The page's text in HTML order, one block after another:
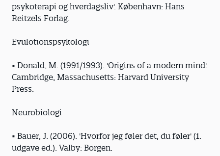
psykoterapi og hverdagsliv'. København: Hans
Reitzels Forlag.
Evulotionspsykologi
• Donald, M. (1991/1993). 'Origins of a modern mind'.
Cambridge, Massachusetts: Harvard University
Press.
Neurobiologi
• Bauer, J. (2006). 'Hvorfor jeg føler det, du føler' (1.
udgave ed.). Valby: Borgen.